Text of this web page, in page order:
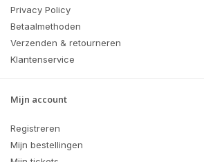
Privacy Policy
Betaalmethoden
Verzenden & retourneren
Klantenservice
Mijn account
Registreren
Mijn bestellingen